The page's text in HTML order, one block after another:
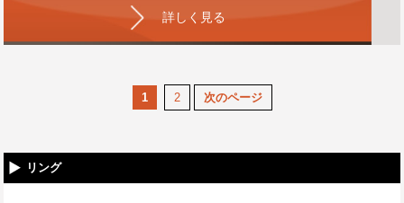
詳しく見る
1 2 次のページ
リング